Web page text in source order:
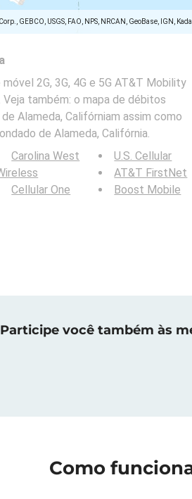
GEBCO, USGS, FAO, NPS, NRCAN, GeoBase, IGN,
2G, 3G, 4G e 5G AT&T Mobility
Veja também: o mapa de débitos
de Alameda, Califórniam assim como
de Alameda, Califórnia.
Carolina West
Cellular One
U.S. Cellular
AT&T FirstNet
Boost Mobile
Participe você também às
Como